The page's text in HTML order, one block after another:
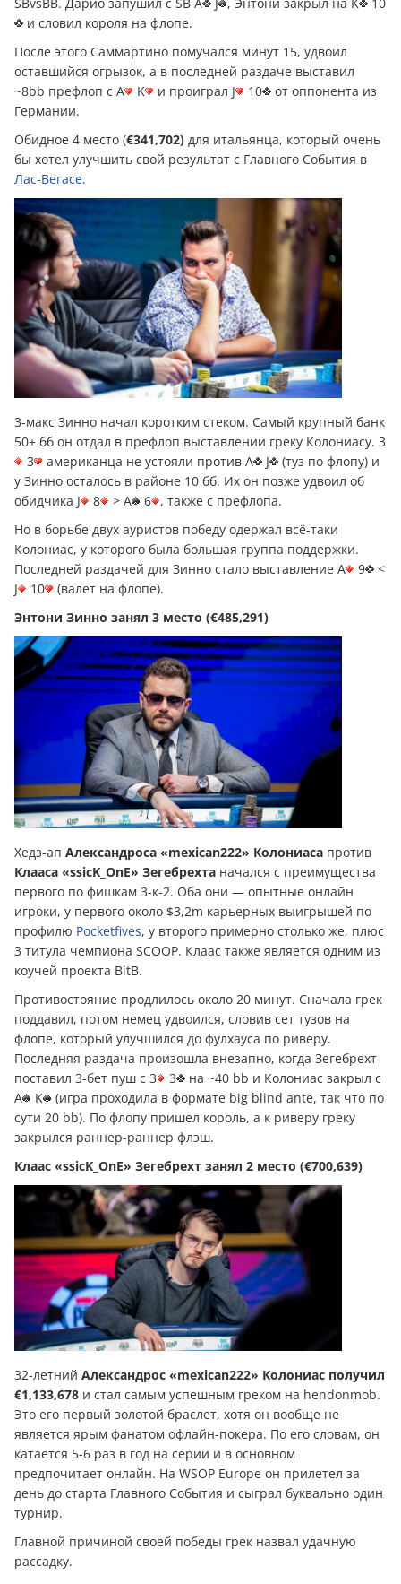
и словил короля на флопе.
После этого Саммартино помучался минут 15, удвоил
оставшийся огрызок, а в последней раздаче выставил
~8bb префлоп с A
K и проиграл J 10
от оппонента из
Германии.
Обидное 4 место (€341,702) для итальянца, который очень
бы хотел улучшить свой результат с Главного События в
Лас-Вегасе.
3-макс Зинно начал коротким стеком. Самый крупный банк
50+ бб он отдал в префлоп выставлении греку Колониасу. 3
3
американца не устояли против A J
(туз по флопу) и
у Зинно осталось в районе 10 бб. Их он позже удвоил об
обидчика J
8 > A 6 , также с префлопа.
Но в борьбе двух ауристов победу одержал всё-таки
Колониас, у которого была большая группа поддержки.
Последней раздачей для Зинно стало выставление A
9
<
J
10
(валет на флопе).
Энтони Зинно занял 3 место (€485,291)
Хедз-ап Александроса «mexican222» Колониаса против
Клааса «ssicK_OnE» Зегебрехта начался с преимущества
первого по фишкам 3-к-2. Оба они — опытные онлайн
игроки, у первого около $3,2m карьерных выигрышей по
профилю Pocketfives, у второго примерно столько же, плюс
3 титула чемпиона SCOOP. Клаас также является одним из
коучей проекта BitB.
Противостояние продлилось около 20 минут. Сначала грек
поддавил, потом немец удвоился, словив сет тузов на
флопе, который улучшился до фулхауса по риверу.
Последняя раздача произошла внезапно, когда Зегебрехт
поставил 3-бет пуш с 3
3
на ~40 bb и Колониас закрыл с
A
K
(игра проходила в формате big blind ante, так что по
сути 20 bb). По флопу пришел король, а к риверу греку
закрылся раннер-раннер флэш.
Клаас «ssicK_OnE» Зегебрехт занял 2 место (€700,639)
32-летний Александрос «mexican222» Колониас получил
€1,133,678 и стал самым успешным греком на hendonmob.
Это его первый золотой браслет, хотя он вообще не
является ярым фанатом офлайн-покера. По его словам, он
катается 5-6 раз в год на серии и в основном
предпочитает онлайн. На WSOP Europe он прилетел за
день до старта Главного События и сыграл буквально один
турнир.
Главной причиной своей победы грек назвал удачную
рассадку.